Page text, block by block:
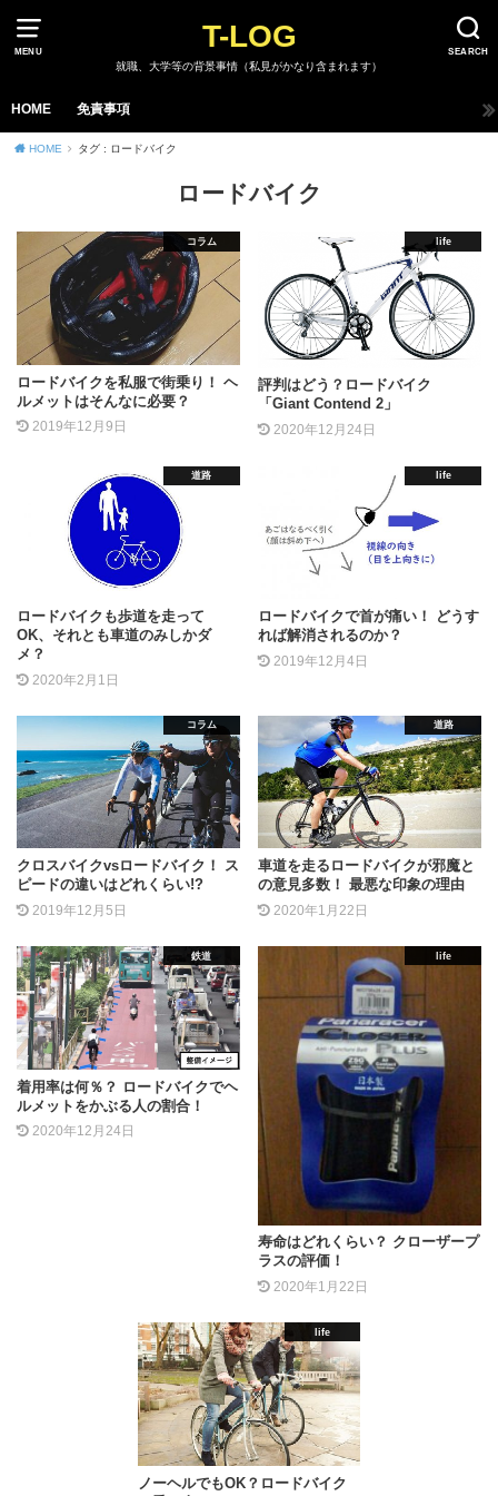
MENU SEARCH
T-LOG
就職、大学等の背景事情（私見がかなり含まれます）
HOME 免責事項
HOME タグ : ロードバイク
ロードバイク
コラム
ロードバイクを私服で街乗り！ ヘ
ルメットはそんなに必要？
2019年12月9日
life
評判はどう？ロードバイク
「Giant Contend 2」
2020年12月24日
道路
ロードバイクも歩道を走って
OK、それとも車道のみしかダ
メ？
2020年2月1日
life
ロードバイクで首が痛い！ どうす
れば解消されるのか？
2019年12月4日
コラム
クロスバイクvsロードバイク！ ス
ピードの違いはどれくらい!?
2019年12月5日
道路
車道を走るロードバイクが邪魔と
の意見多数！ 最悪な印象の理由
2020年1月22日
鉄道
着用率は何％？ ロードバイクでヘ
ルメットをかぶる人の割合！
2020年12月24日
life
寿命はどれくらい？ クローザープ
ラスの評価！
2020年1月22日
life
ノーヘルでもOK？ロードバイク